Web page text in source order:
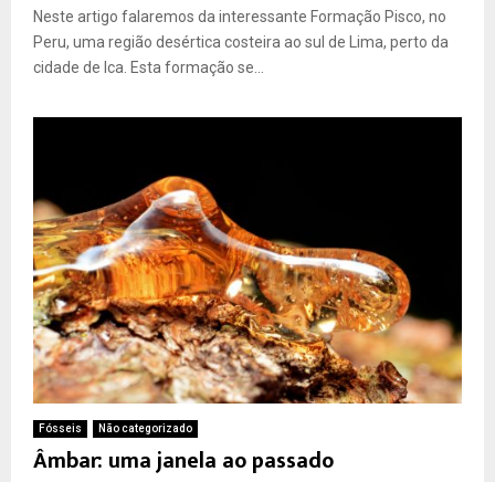
Neste artigo falaremos da interessante Formação Pisco, no
Peru, uma região desértica costeira ao sul de Lima, perto da
cidade de Ica. Esta formação se...
Fósseis Não categorizado
Âmbar: uma janela ao passado